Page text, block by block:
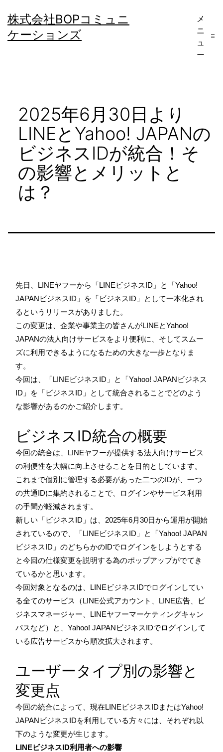
ン
テ
株式会社BOPコミュニ
ケーションズ
メ
ニ
ュ
ー
2025年6月30日より
LINEとYahoo! JAPANの
ビジネスIDが統合！そ
の影響とメリットと
は？
先日、LINEヤフーから「LINEビジネスID」と「Yahoo!
JAPANビジネスID」を「ビジネスID」として一本化され
るというリリースがありました。
この変更は、企業や事業主の皆さんがLINEとYahoo!
JAPANの法人向けサービスをより便利に、そしてスムー
ズに利用できるようになるための大きな一歩となりま
す。
今回は、「LINEビジネスID」と「Yahoo! JAPANビジネス
ID」を「ビジネスID」として統合されることでどのよう
な影響があるのかご紹介します。
ビジネスID統合の概要
今回の統合は、LINEヤフーが提供する法人向けサービス
の利便性を大幅に向上させることを目的としています。
これまで個別に管理する必要があった二つのIDが、一つ
の共通IDに集約されることで、ログインやサービス利用
の手間が軽減されます。
新しい「ビジネスID」は、2025年6月30日から運用が開始
されているので、「LINEビジネスID」と「Yahoo! JAPAN
ビジネスID」のどちらかのIDでログインをしようとする
と今回の仕様変更を説明する為のポップアップがでてき
ているかと思います。
今回対象となるのは、LINEビジネスIDでログインしてい
る全てのサービス（LINE公式アカウント、LINE広告、ビ
ジネスマネージャー、LINEヤフーマーケティングキャン
パスなど）と、Yahoo! JAPANビジネスIDでログインして
いる広告サービスから順次拡大されます。
ユーザータイプ別の影響と
変更点
今回の統合によって、現在LINEビジネスIDまたはYahoo!
JAPANビジネスIDを利用している方々には、それぞれ以
下のような変更が生じます。
LINEビジネスID利用者への影響